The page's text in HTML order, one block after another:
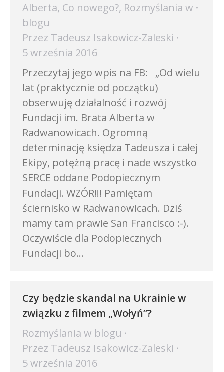
Alberta, Co nowego?, Rozmyślania w
blogu
Przez Tadeusz Isakowicz-Zaleski
5 września 2016
Przeczytaj jego wpis na FB: „Od wielu
lat (praktycznie od początku)
obserwuję działalność i rozwój
Fundacji im. Brata Alberta w
Radwanowicach. Ogromną
determinację księdza Tadeusza i całej
Ekipy, potężną pracę i nade wszystko
SERCE oddane Podopiecznym
Fundacji. WZÓR!!! Pamiętam
ściernisko w Radwanowicach. Dziś
mamy tam prawie San Francisco :-).
Oczywiście dla Podopiecznych
Fundacji bo…
Czy będzie skandal na Ukrainie w
związku z filmem „Wołyń”?
Rozmyślania w blogu
Przez Tadeusz Isakowicz-Zaleski
5 września 2016